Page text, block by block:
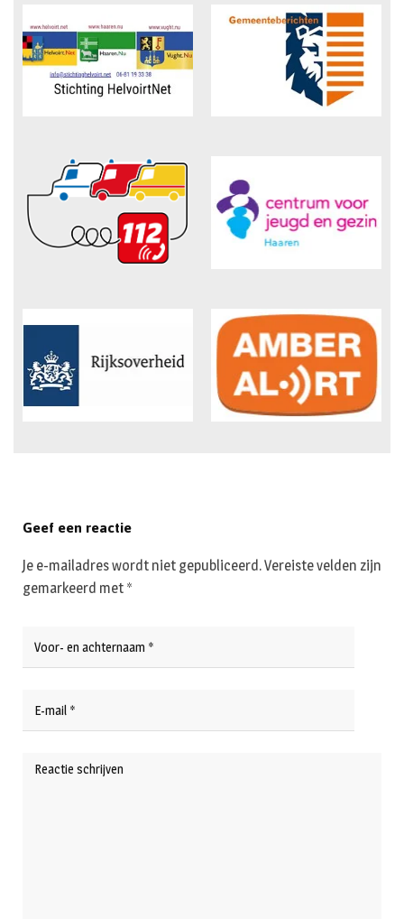
Geef een reactie
Je e-mailadres wordt niet gepubliceerd.Vereiste velden zijn
gemarkeerd met *